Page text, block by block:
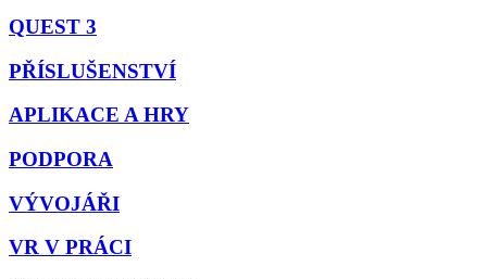
QUEST 3
PŘÍSLUŠENSTVÍ
APLIKACE A HRY
PODPORA
VÝVOJÁŘI
VR V PRÁCI